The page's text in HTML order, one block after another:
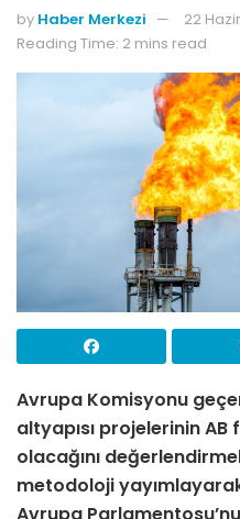
by Haber Merkezi
22
Reading Time: 2 mins read
Avrupa Komisyonu
altyapısı projelerinin
olacağını
metodoloji
Avrupa